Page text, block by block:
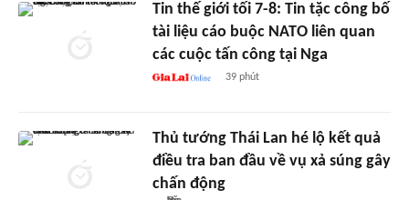
Tin thế giới tối 7-8: Tin tặc công bố
tài liệu cáo buộc NATO liên quan
các cuộc tấn công tại Nga
39 phút
Thủ tướng Thái Lan hé lộ kết quả
điều tra ban đầu về vụ xả súng gây
chấn động